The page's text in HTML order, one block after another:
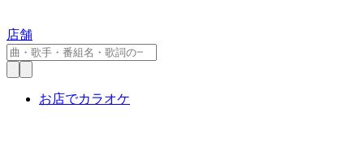
店舗
お店でカラオケ